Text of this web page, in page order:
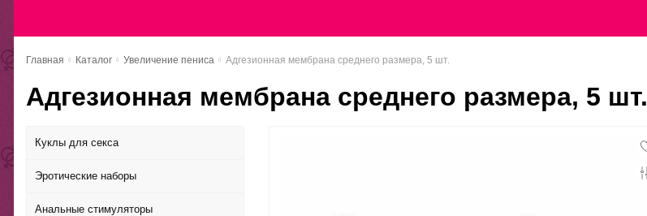
Главная Каталог Увеличение пениса Адгезионная мембрана среднего размера, 5 шт.
Адгезионная мембрана среднего размера, 5 шт.
Куклы для секса
Эротические наборы
Анальные стимуляторы